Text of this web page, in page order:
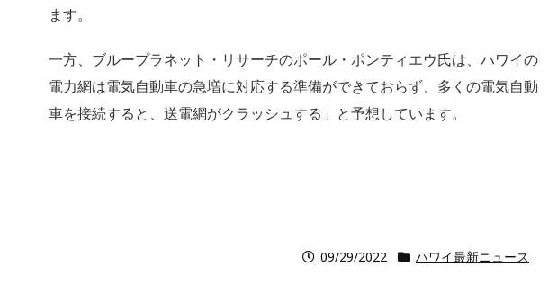
ます。
一方、ブループラネット・リサーチのポール・ポンティエウ氏は、ハワイの
電力網は電気自動車の急増に対応する準備ができておらず、多くの電気自動
車を接続すると、送電網がクラッシュする」と予想しています。
09/29/2022 ハワイ最新ニュース